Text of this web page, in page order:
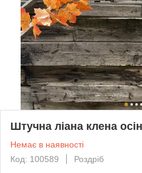
Штучна ліана клена
Немає в наявності
Код: 100589
Роздріб